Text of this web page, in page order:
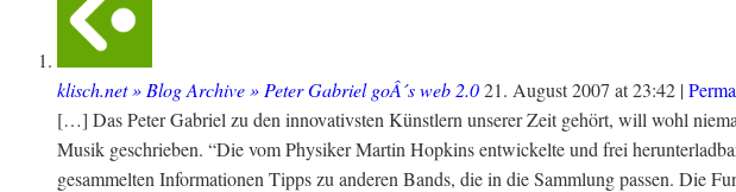
klisch.net » Blog Archive » Peter Gabriel goÂ´s web 2.021. August 2007 at23:42 |
[…] Das Peter Gabriel zu den innovativsten Künstlern unserer Zeit gehört, will wohl
Musik geschrieben. “Die vom Physiker Martin Hopkins entwickelte und frei
gesammelten Informationen Tipps zu anderen Bands, die in die Sammlung passen. Die